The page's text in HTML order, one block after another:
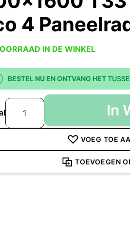
4
IN DE WINKEL
BESTEL NU EN ONTVANG HET
In
VOEG TOE
TOEVOEGEN